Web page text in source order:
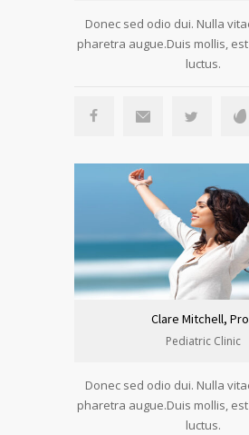
Donec sed odio dui. Nulla
pharetra augue.Duis mollis,
luctus.
Clare Mitchell,
Pediatric Clinic
Donec sed odio dui. Nulla
pharetra augue.Duis mollis,
luctus.